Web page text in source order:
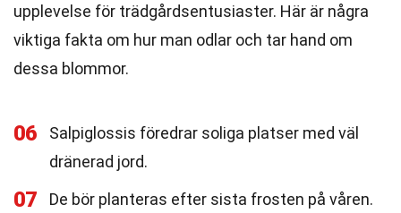
upplevelse för trädgårdsentusiaster. Här är några
viktiga fakta om hur man odlar och tar hand om
dessa blommor.
06
Salpiglossis föredrar soliga platser med väl
dränerad jord.
07 De bör planteras efter sista frosten på våren.